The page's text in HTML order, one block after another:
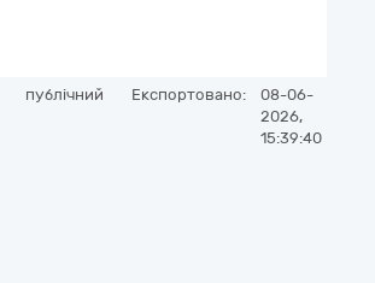
публічний Експортовано:
08-06-
2026,
15:39:40